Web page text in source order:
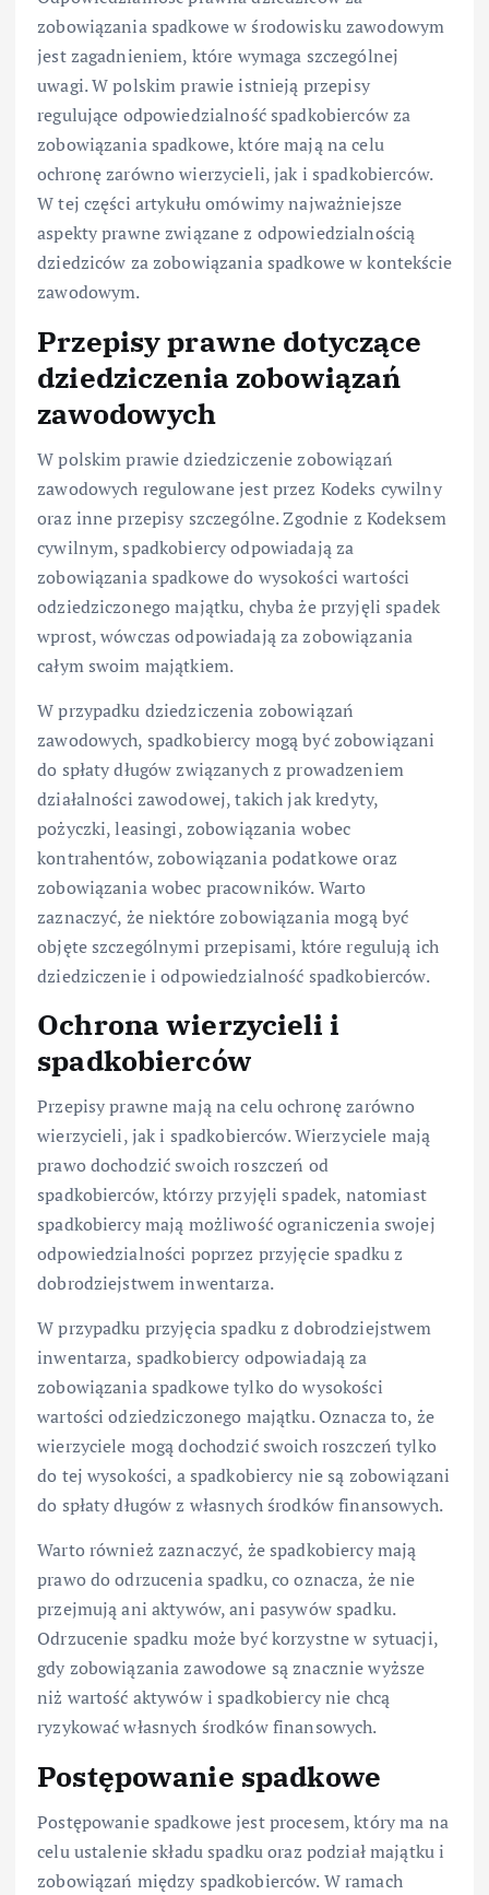
zobowiązania spadkowe w środowisku zawodowym
jest zagadnieniem, które wymaga szczególnej
uwagi. W polskim prawie istnieją przepisy
regulujące odpowiedzialność spadkobierców za
zobowiązania spadkowe, które mają na celu
ochronę zarówno wierzycieli, jak i spadkobierców.
W tej części artykułu omówimy najważniejsze
aspekty prawne związane z odpowiedzialnością
dziedziców za zobowiązania spadkowe w kontekście
zawodowym.
Przepisy prawne dotyczące
dziedziczenia zobowiązań
zawodowych
W polskim prawie dziedziczenie zobowiązań
zawodowych regulowane jest przez Kodeks cywilny
oraz inne przepisy szczególne. Zgodnie z Kodeksem
cywilnym, spadkobiercy odpowiadają za
zobowiązania spadkowe do wysokości wartości
odziedziczonego majątku, chyba że przyjęli spadek
wprost, wówczas odpowiadają za zobowiązania
całym swoim majątkiem.
W przypadku dziedziczenia zobowiązań
zawodowych, spadkobiercy mogą być zobowiązani
do spłaty długów związanych z prowadzeniem
działalności zawodowej, takich jak kredyty,
pożyczki, leasingi, zobowiązania wobec
kontrahentów, zobowiązania podatkowe oraz
zobowiązania wobec pracowników. Warto
zaznaczyć, że niektóre zobowiązania mogą być
objęte szczególnymi przepisami, które regulują ich
dziedziczenie i odpowiedzialność spadkobierców.
Ochrona wierzycieli i
spadkobierców
Przepisy prawne mają na celu ochronę zarówno
wierzycieli, jak i spadkobierców. Wierzyciele mają
prawo dochodzić swoich roszczeń od
spadkobierców, którzy przyjęli spadek, natomiast
spadkobiercy mają możliwość ograniczenia swojej
odpowiedzialności poprzez przyjęcie spadku z
dobrodziejstwem inwentarza.
W przypadku przyjęcia spadku z dobrodziejstwem
inwentarza, spadkobiercy odpowiadają za
zobowiązania spadkowe tylko do wysokości
wartości odziedziczonego majątku. Oznacza to, że
wierzyciele mogą dochodzić swoich roszczeń tylko
do tej wysokości, a spadkobiercy nie są zobowiązani
do spłaty długów z własnych środków finansowych.
Warto również zaznaczyć, że spadkobiercy mają
prawo do odrzucenia spadku, co oznacza, że nie
przejmują ani aktywów, ani pasywów spadku.
Odrzucenie spadku może być korzystne w sytuacji,
gdy zobowiązania zawodowe są znacznie wyższe
niż wartość aktywów i spadkobiercy nie chcą
ryzykować własnych środków finansowych.
Postępowanie spadkowe
Postępowanie spadkowe jest procesem, który ma na
celu ustalenie składu spadku oraz podział majątku i
zobowiązań między spadkobierców. W ramach